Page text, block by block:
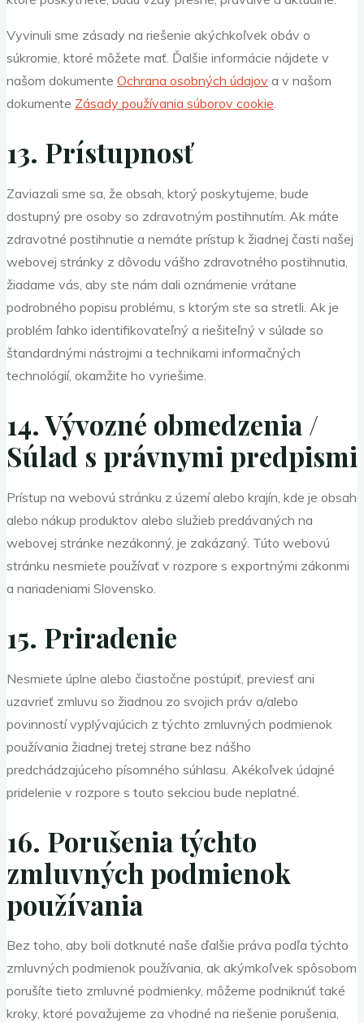
Vyvinuli sme zásady na riešenie akýchkoľvek obáv o
súkromie, ktoré môžete mať. Ďalšie informácie nájdete v
našom dokumente Ochrana osobných údajov a v našom
dokumente Zásady používania súborov cookie.
13. Prístupnosť
Zaviazali sme sa, že obsah, ktorý poskytujeme, bude
dostupný pre osoby so zdravotným postihnutím. Ak máte
zdravotné postihnutie a nemáte prístup k žiadnej časti našej
webovej stránky z dôvodu vášho zdravotného postihnutia,
žiadame vás, aby ste nám dali oznámenie vrátane
podrobného popisu problému, s ktorým ste sa stretli. Ak je
problém ľahko identifikovateľný a riešiteľný v súlade so
štandardnými nástrojmi a technikami informačných
technológií, okamžite ho vyriešime.
14. Vývozné obmedzenia /
Súlad s právnymi predpismi
Prístup na webovú stránku z území alebo krajín, kde je obsah
alebo nákup produktov alebo služieb predávaných na
webovej stránke nezákonný, je zakázaný. Túto webovú
stránku nesmiete používať v rozpore s exportnými zákonmi
a nariadeniami Slovensko.
15. Priradenie
Nesmiete úplne alebo čiastočne postúpiť, previesť ani
uzavrieť zmluvu so žiadnou zo svojich práv a/alebo
povinností vyplývajúcich z týchto zmluvných podmienok
používania žiadnej tretej strane bez nášho
predchádzajúceho písomného súhlasu. Akékoľvek údajné
pridelenie v rozpore s touto sekciou bude neplatné.
16. Porušenia týchto
zmluvných podmienok
používania
Bez toho, aby boli dotknuté naše ďalšie práva podľa týchto
zmluvných podmienok používania, ak akýmkoľvek spôsobom
porušíte tieto zmluvné podmienky, môžeme podniknúť také
kroky, ktoré považujeme za vhodné na riešenie porušenia,